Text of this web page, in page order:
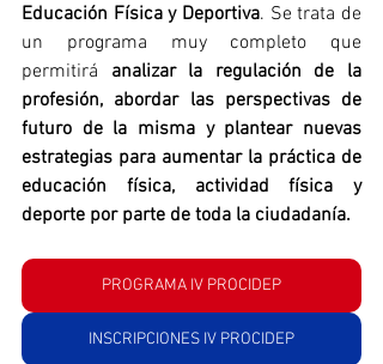
Educación Física y Deportiva. Se trata de
un programa muy completo que
permitirá analizar la regulación de la
profesión, abordar las perspectivas de
futuro de la misma y plantear nuevas
estrategias para aumentar la práctica de
educación física, actividad física y
deporte por parte de toda la ciudadanía.
PROGRAMA IV PROCIDEP
INSCRIPCIONES IV PROCIDEP